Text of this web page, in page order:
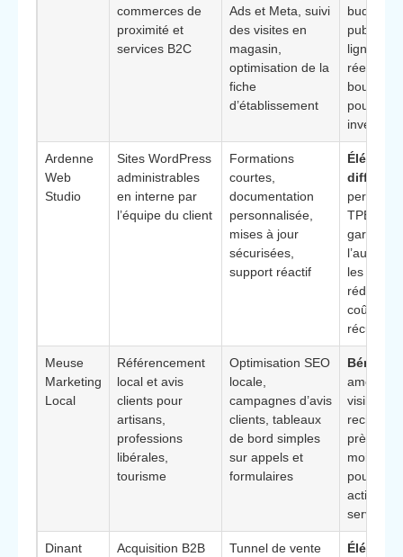
commerces de
proximité et
services B2C
Ads et Meta, suivi
des visites en
magasin,
optimisation de la
fiche
d’établissement
budget
ligne et
réel en
pour
Ardenne
Web
Studio
Sites WordPress
administrables
en interne par
l’équipe du client
Formations
courtes,
documentation
personnalisée,
mises à jour
sécurisées,
support réactif
Élément
permet
TPE/
garder
les
réduisant
coûts
Meuse
Marketing
Local
Référencement
local et avis
clients pour
artisans,
professions
libérales,
tourisme
Optimisation SEO
locale,
campagnes d’avis
clients, tableaux
de bord simples
sur appels et
formulaires
améliore
visibilité
près de
moi »,
pour les
activités
service
Dinant
Acquisition B2B
Tunnel de vente
Élément